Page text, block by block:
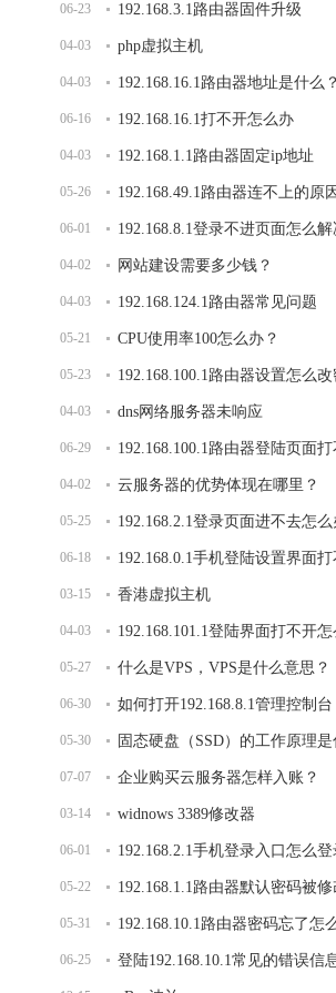
06-23 192.168.3.1路由器固件升级
04-03 php虚拟主机
04-03 192.168.16.1路由器地址是什么？
06-16 192.168.16.1打不开怎么办
04-03 192.168.1.1路由器固定ip地址
05-26 192.168.49.1路由器连不上的原
06-01 192.168.8.1登录不进页面怎么解
04-02 网站建设需要多少钱？
04-03 192.168.124.1路由器常见问题
05-21 CPU使用率100怎么办？
05-23 192.168.100.1路由器设置怎么
04-03 dns网络服务器未响应
06-29 192.168.100.1路由器登陆页面
04-02 云服务器的优势体现在哪里？
05-25 192.168.2.1登录页面进不去怎么
06-18 192.168.0.1手机登陆设置界面
03-15 香港虚拟主机
04-03 192.168.101.1登陆界面打不开
05-27 什么是VPS，VPS是什么意思？
06-30 如何打开192.168.8.1管理控制台
05-30 固态硬盘（SSD）的工作原理是
07-07 企业购买云服务器怎样入账？
03-14 widnows 3389修改器
06-01 192.168.2.1手机登录入口怎么登
05-22 192.168.1.1路由器默认密码被修
05-31 192.168.10.1路由器密码忘了怎
06-25 登陆192.168.10.1常见的错误信